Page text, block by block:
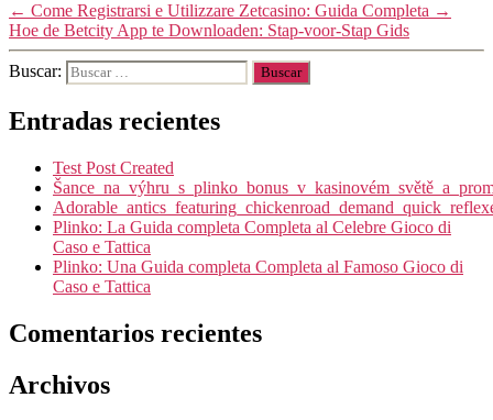
← Come Registrarsi e Utilizzare Zetcasino: Guida Completa →
Hoe de Betcity App te Downloaden: Stap-voor-Stap Gids
Buscar:
Entradas recientes
Test Post Created
Plinko: La Guida completa Completa al Celebre Gioco di
Caso e Tattica
Plinko: Una Guida completa Completa al Famoso Gioco di
Caso e Tattica
Comentarios recientes
Archivos